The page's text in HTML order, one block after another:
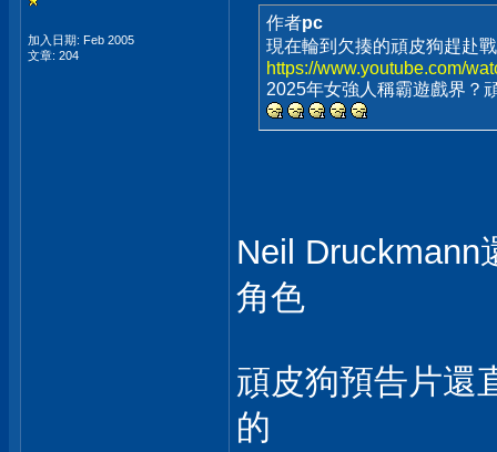
加入日期: Feb 2005
文章: 204
作者pc
現在輪到欠揍的頑皮狗趕赴
https://www.youtube.com/
2025年女強人稱霸遊戲界？
Neil Druckmann
角色
頑皮狗預告片還
的